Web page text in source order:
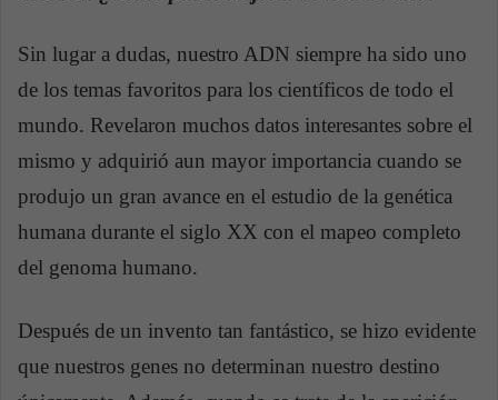
Sin lugar a dudas, nuestro ADN siempre ha sido uno
de los temas favoritos para los científicos de todo el
mundo. Revelaron muchos datos interesantes sobre el
mismo y adquirió aun mayor importancia cuando se
produjo un gran avance en el estudio de la genética
humana durante el siglo XX con el mapeo completo
del genoma humano.
Después de un invento tan fantástico, se hizo evidente
que nuestros genes no determinan nuestro destino